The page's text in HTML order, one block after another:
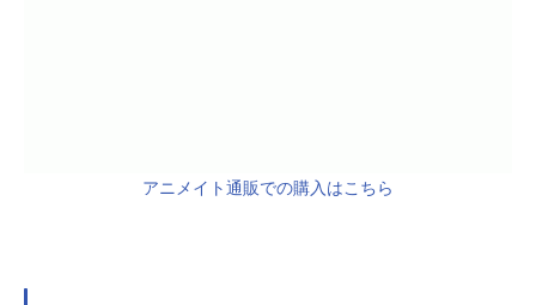
アニメイト通販での購入はこちら